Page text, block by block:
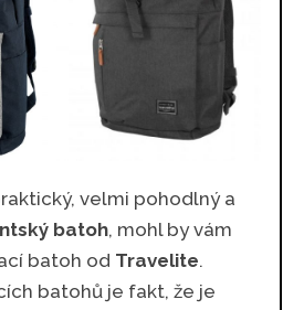
velmi pohodlný a
batoh, mohl by vám
batoh od Travelite.
batohů je fakt, že je